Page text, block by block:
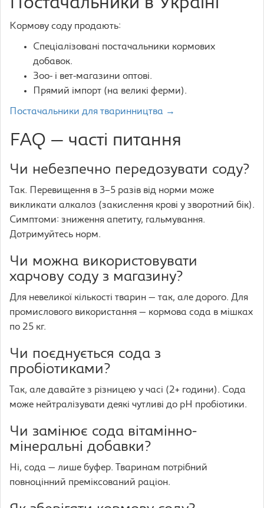
Постачальники в Україні
Кормову соду продають:
Спеціалізовані постачальники кормових
добавок.
Зоо- і вет-магазини оптові.
Прямий імпорт (на великі ферми).
Постачальники для тваринництва →
FAQ — часті питання
Чи небезпечно передозувати соду?
Так. Перевищення в 3–5 разів від норми може
викликати алкалоз (закислення крові у зворотний бік).
Симптоми: зниження апетиту, гальмування.
Дотримуйтесь норм.
Чи можна використовувати
харчову соду з магазину?
Для невеликої кількості тварин — так, але дорого. Для
промислового використання — кормова сода в мішках
по 25 кг.
Чи поєднується сода з
пробіотиками?
Так, але давайте з різницею у часі (2+ години). Сода
може нейтралізувати деякі чутливі до pH пробіотики.
Чи замінює сода вітамінно-
мінеральні добавки?
Ні, сода — лише буфер. Тваринам потрібний
повноцінний преміксований раціон.